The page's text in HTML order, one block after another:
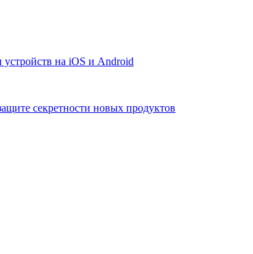
на iOS и Android
секретности новых продуктов